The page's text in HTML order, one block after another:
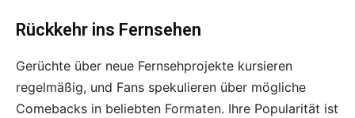
Rückkehr ins Fernsehen
Gerüchte über neue Fernsehprojekte kursieren
regelmäßig, und Fans spekulieren über mögliche
Comebacks in beliebten Formaten. Ihre Popularität ist